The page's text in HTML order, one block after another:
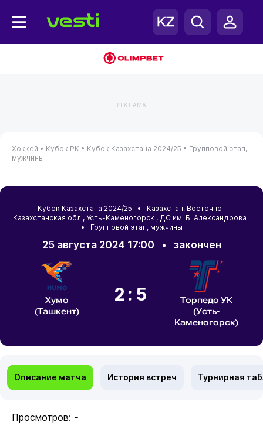
РЕКЛАМА
Хоккей • Кубок РК • Кубок Казахстана 2024/25 • Групповой этап,
мужчины
Кубок Казахстана 2024/25 • Казахстан, Восточно-
Казахстанская обл., Усть-Каменогорск , ДС им. Б. Александрова
• Групповой этап, мужчины
25 августа 2024 17:00 • закончен
Хумо
(Ташкент)
2:5
Торпедо УК
(Усть-
Каменогорск)
Описание матча История встреч Турнирная
Просмотров: -